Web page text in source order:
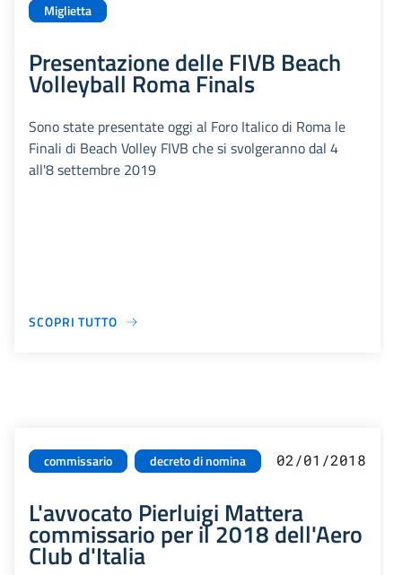
Miglietta
Presentazione delle FIVB Beach
Volleyball Roma Finals
Sono state presentate oggi al Foro Italico di Roma le
Finali di Beach Volley FIVB che si svolgeranno dal 4
all'8 settembre 2019
SCOPRI TUTTO
commissario decreto di nomina 02/01/2018
L'avvocato Pierluigi Mattera
commissario per il 2018 dell'Aero
Club d'Italia